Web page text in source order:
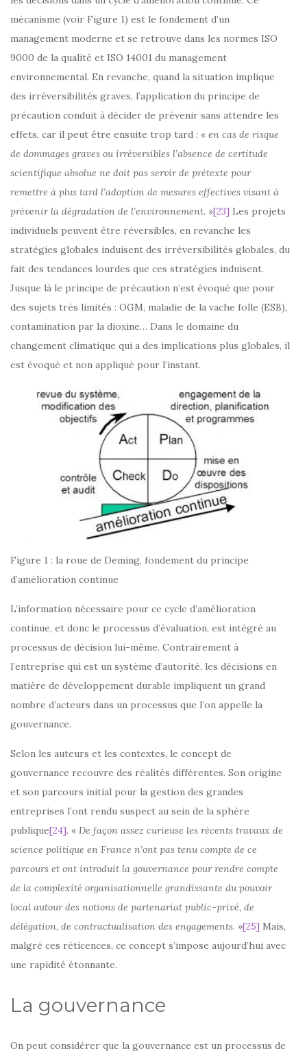
mécanisme (voir Figure 1) est le fondement d’un
management moderne et se retrouve dans les normes ISO
9000 de la qualité et ISO 14001 du management
environnemental. En revanche, quand la situation implique
des irréversibilités graves, l’application du principe de
précaution conduit à décider de prévenir sans attendre les
effets, car il peut être ensuite trop tard : « en cas de risque
de dommages graves ou irréversibles l’absence de certitude
scientifique absolue ne doit pas servir de prétexte pour
remettre à plus tard l’adoption de mesures effectives visant à
prévenir la dégradation de l’environnement. »[23] Les projets
individuels peuvent être réversibles, en revanche les
stratégies globales induisent des irréversibilités globales, du
fait des tendances lourdes que ces stratégies induisent.
Jusque là le principe de précaution n’est évoqué que pour
des sujets très limités : OGM, maladie de la vache folle (ESB),
contamination par la dioxine… Dans le domaine du
changement climatique qui a des implications plus globales, il
est évoqué et non appliqué pour l’instant.
Figure 1 : la roue de Deming, fondement du principe
d’amélioration continue
L’information nécessaire pour ce cycle d’amélioration
continue, et donc le processus d’évaluation, est intégré au
processus de décision lui-même. Contrairement à
l’entreprise qui est un système d’autorité, les décisions en
matière de développement durable impliquent un grand
nombre d’acteurs dans un processus que l’on appelle la
gouvernance.
Selon les auteurs et les contextes, le concept de
gouvernance recouvre des réalités différentes. Son origine
et son parcours initial pour la gestion des grandes
entreprises l’ont rendu suspect au sein de la sphère
publique[24]. « De façon assez curieuse les récents travaux de
science politique en France n’ont pas tenu compte de ce
parcours et ont introduit la gouvernance pour rendre compte
de la complexité organisationnelle grandissante du pouvoir
local autour des notions de partenariat public-privé, de
délégation, de contractualisation des engagements. »[25] Mais,
malgré ces réticences, ce concept s’impose aujourd’hui avec
une rapidité étonnante.
La gouvernance
On peut considérer que la gouvernance est un processus de